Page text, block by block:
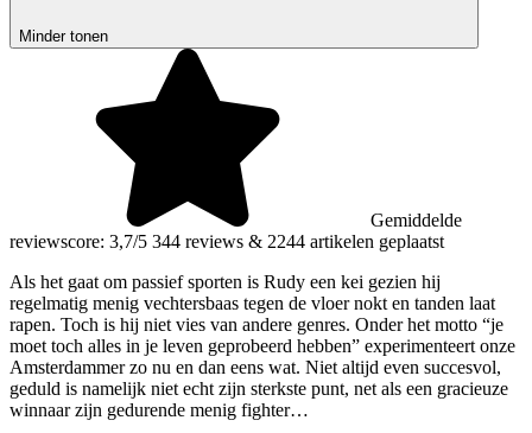
Minder tonen
Gemiddelde
reviewscore: 3,7/5 344 reviews & 2244 artikelen geplaatst
Als het gaat om passief sporten is Rudy een kei gezien hij
regelmatig menig vechtersbaas tegen de vloer nokt en tanden laat
rapen. Toch is hij niet vies van andere genres. Onder het motto “je
moet toch alles in je leven geprobeerd hebben” experimenteert onze
Amsterdammer zo nu en dan eens wat. Niet altijd even succesvol,
geduld is namelijk niet echt zijn sterkste punt, net als een gracieuze
winnaar zijn gedurende menig fighter…